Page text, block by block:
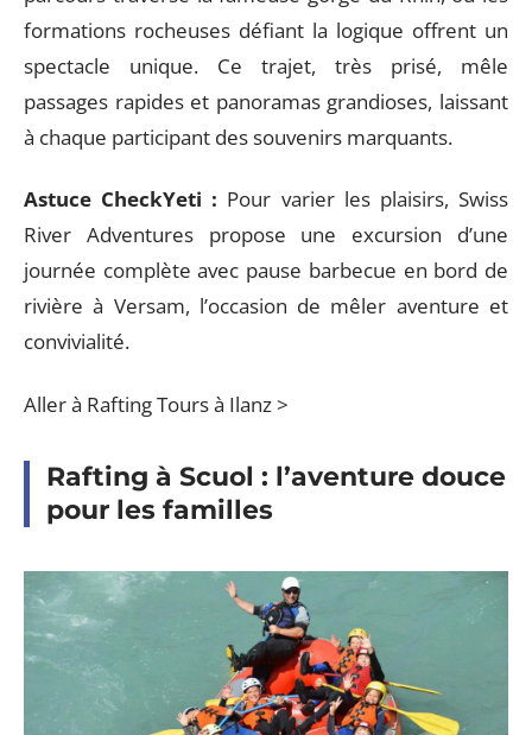
formations rocheuses défiant la logique offrent un
spectacle unique. Ce trajet, très prisé, mêle
passages rapides et panoramas grandioses, laissant
à chaque participant des souvenirs marquants.
Astuce CheckYeti : Pour varier les plaisirs, Swiss
River Adventures propose une excursion d’une
journée complète avec pause barbecue en bord de
rivière à Versam, l’occasion de mêler aventure et
convivialité.
Aller à Rafting Tours à Ilanz >
Rafting à Scuol : l’aventure douce
pour les familles